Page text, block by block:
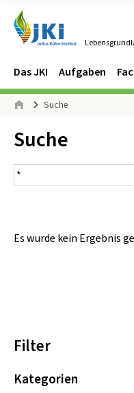
Navigation
Hauptmenü
Das JKI Aufgaben
Seitenpfad
Suche
Inhalt:
Suche
Suchergebnis
Es wurde kein Ergebnis
Filter
Kategorien